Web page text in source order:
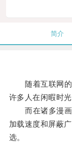
简介
随着互联网的
许多人在闲暇时
而在诸多漫画
加载速度和屏蔽
选。